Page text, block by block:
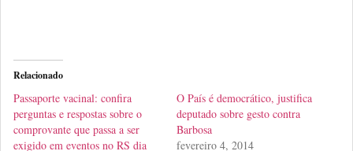
Relacionado
Passaporte vacinal: confira
perguntas e respostas sobre o
comprovante que passa a ser
exigido em eventos no RS dia
O País é democrático, justifica
deputado sobre gesto contra
Barbosa
fevereiro 4, 2014